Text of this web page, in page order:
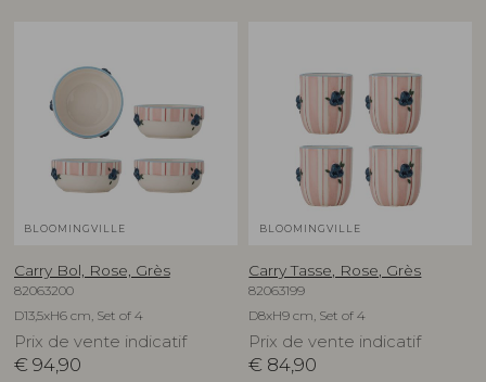
BLOOMINGVILLE
Carry Bol, Rose, Grès
82063200
D13,5xH6 cm, Set of 4
Prix de vente indicatif
€ 94,90
BLOOMINGVILLE
Carry Tasse, Rose, Grès
82063199
D8xH9 cm, Set of 4
Prix de vente indicatif
€ 84,90